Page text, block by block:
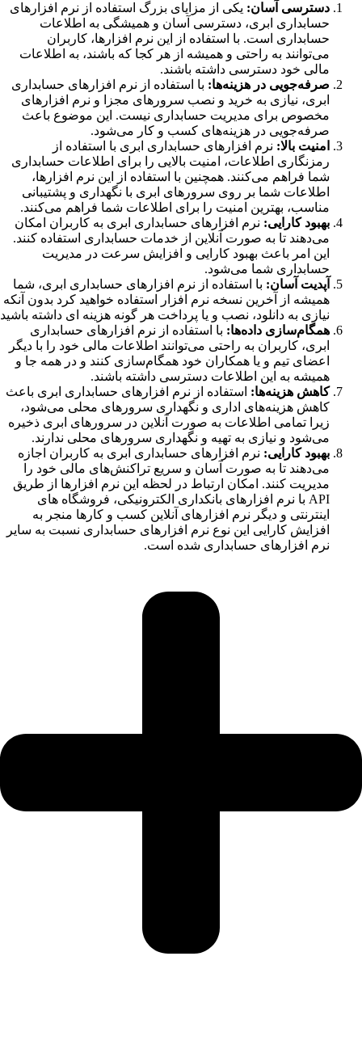
دسترسی آسان: یکی از مزایای بزرگ استفاده از نرم افزارهای
حسابداری ابری، دسترسی آسان و همیشگی به اطلاعات
حسابداری است. با استفاده از این نرم افزارها، کاربران
می‌توانند به راحتی و همیشه از هر کجا که باشند، به اطلاعات
مالی خود دسترسی داشته باشند.
صرفه‌جویی در هزینه‌ها: با استفاده از نرم افزارهای حسابداری
ابری، نیازی به خرید و نصب سرورهای مجزا و نرم افزارهای
مخصوص برای مدیریت حسابداری نیست. این موضوع باعث
صرفه‌جویی در هزینه‌های کسب و کار می‌شود.
امنیت بالا: نرم افزارهای حسابداری ابری با استفاده از
رمزنگاری اطلاعات، امنیت بالایی را برای اطلاعات حسابداری
شما فراهم می‌کنند. همچنین با استفاده از این نرم افزارها،
اطلاعات شما بر روی سرورهای ابری با نگهداری و پشتیبانی
مناسب، بهترین امنیت را برای اطلاعات شما فراهم می‌کنند.
بهبود کارایی: نرم افزارهای حسابداری ابری به کاربران امکان
می‌دهند تا به صورت آنلاین از خدمات حسابداری استفاده کنند.
این امر باعث بهبود کارایی و افزایش سرعت در مدیریت
حسابداری شما می‌شود.
آپدیت آسان: با استفاده از نرم افزارهای حسابداری ابری، شما
همیشه از آخرین نسخه نرم افزار استفاده خواهید کرد بدون آنکه
نیازی به دانلود، نصب و یا پرداخت هر گونه هزینه ای داشته باشید
همگام‌سازی داده‌ها: با استفاده از نرم افزارهای حسابداری
ابری، کاربران به راحتی می‌توانند اطلاعات مالی خود را با دیگر
اعضای تیم و یا همکاران خود همگام‌سازی کنند و در همه جا و
همیشه به این اطلاعات دسترسی داشته باشند.
کاهش هزینه‌ها: استفاده از نرم افزارهای حسابداری ابری باعث
کاهش هزینه‌های اداری و نگهداری سرورهای محلی می‌شود،
زیرا تمامی اطلاعات به صورت آنلاین در سرورهای ابری ذخیره
می‌شود و نیازی به تهیه و نگهداری سرورهای محلی ندارند.
بهبود کارایی: نرم افزارهای حسابداری ابری به کاربران اجازه
می‌دهند تا به صورت آسان و سریع تراکنش‌های مالی خود را
مدیریت کنند. امکان ارتباط در لحظه این نرم افزارها از طریق
API با نرم افزارهای بانکداری الکترونیکی، فروشگاه های
اینترنتی و دیگر نرم افزارهای آنلاین کسب و کارها منجر به
افزایش کارایی این نوع نرم افزارهای حسابداری نسبت به سایر
نرم افزارهای حسابداری شده است.